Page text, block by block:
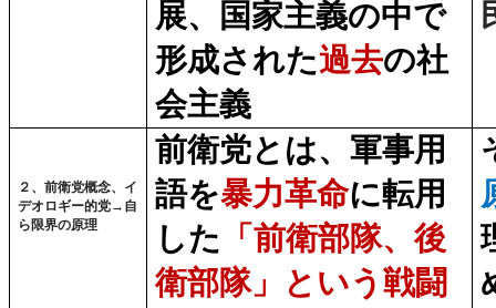
展、国家主義の中で
形成された過去の社
会主義
２、前衛党概念、イ
デオロギー的党→自
ら限界の原理
前衛党とは、軍事用
語を暴力革命に転用
した 「前衛部隊、後
衛部隊」という戦闘